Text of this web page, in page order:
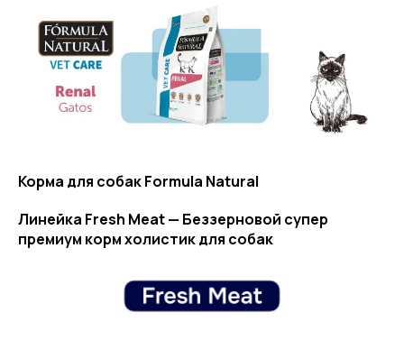
Корма для собак Formula Natural
Линейка Fresh Meat — Беззерновой супер
премиум корм холистик для собак